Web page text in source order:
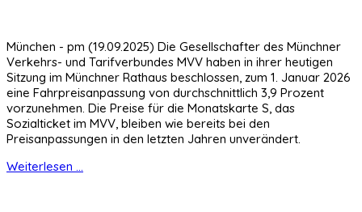
München - pm (19.09.2025) Die Gesellschafter des Münchner
Verkehrs- und Tarifverbundes MVV haben in ihrer heutigen
Sitzung im Münchner Rathaus beschlossen, zum 1. Januar 2026
eine Fahrpreisanpassung von durchschnittlich 3,9 Prozent
vorzunehmen. Die Preise für die Monatskarte S, das
Sozialticket im MVV, bleiben wie bereits bei den
Preisanpassungen in den letzten Jahren unverändert.
Weiterlesen ...